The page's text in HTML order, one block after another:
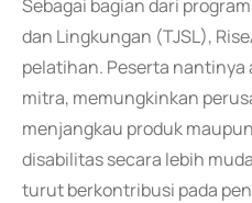
Sebagai bagian dari
dan Lingkungan (TJSL),
pelatihan. Peserta
mitra, memungkinkan
menjangkau produk
disabilitas secara lebih
turut berkontribusi pada